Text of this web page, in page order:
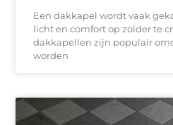
Een dakkapel wordt vaak
licht en comfort op zolder te
dakkapellen zijn populair
worden